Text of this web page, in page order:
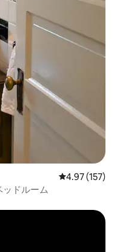
レビュー157
4.97 (157)
ドルーム